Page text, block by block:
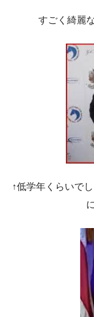
すごく綺麗
↑低学年くらいで